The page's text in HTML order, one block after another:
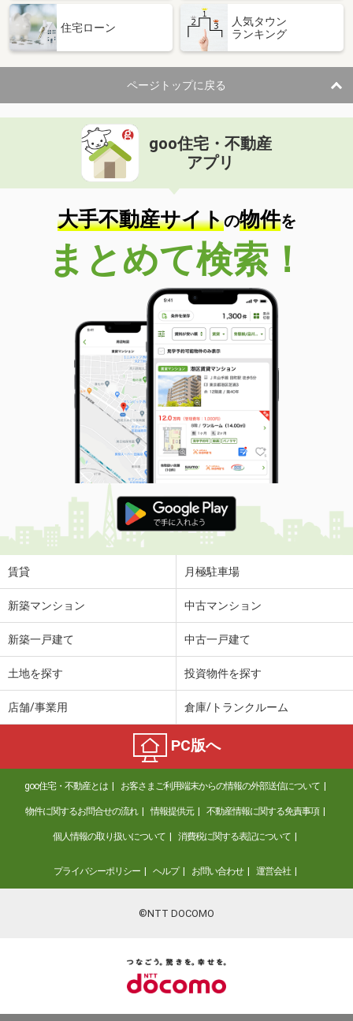
住宅ローン
人気タウン
ランキング
ページトップに戻る
goo住宅・不動産
アプリ
大手不動産サイトの物件を
まとめて検索！
賃貸 月極駐車場
新築マンション 中古マンション
新築一戸建て 中古一戸建て
土地を探す 投資物件を探す
店舗/事業用 倉庫/トランクルーム
PC版へ
goo住宅・不動産とは お客さまご利用端末からの情報の外部送信について
物件に関するお問合せの流れ 情報提供元 不動産情報に関する免責事項
個人情報の取り扱いについて 消費税に関する表記について
プライバシーポリシー ヘルプ お問い合わせ 運営会社
©NTT DOCOMO